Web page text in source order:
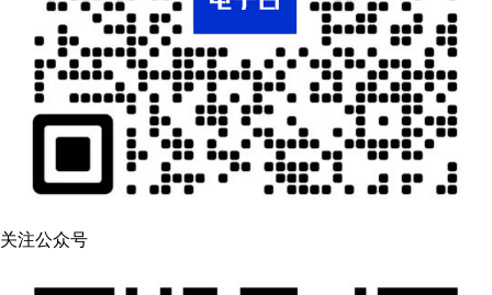
关注公众号